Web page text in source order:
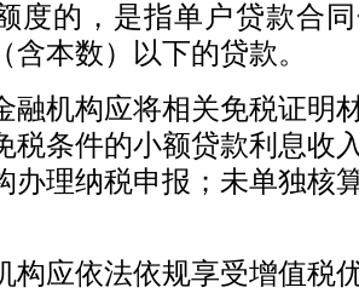
度的，是指单户贷款合
含本数）以下的贷款。
机构应将相关免税证明
税条件的小额贷款利息收
办理纳税申报；未单独核
应依法依规享受增值税